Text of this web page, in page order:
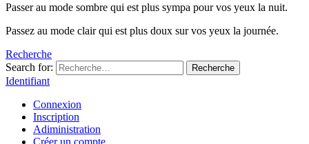
Passer au mode sombre qui est plus sympa pour vos yeux la nuit.
Passez au mode clair qui est plus doux sur vos yeux la journée.
Recherche
Search for:
Recherche
Identifiant
Connexion
Inscription
Adiministration
Créer un compte